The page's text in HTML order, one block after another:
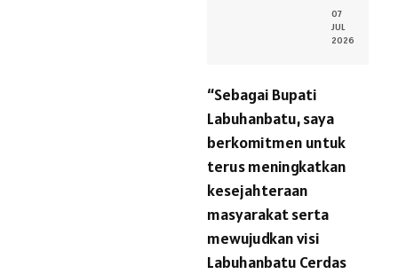
07
JUL
2026
“Sebagai Bupati
Labuhanbatu, saya
berkomitmen untuk
terus meningkatkan
kesejahteraan
masyarakat serta
mewujudkan visi
Labuhanbatu Cerdas